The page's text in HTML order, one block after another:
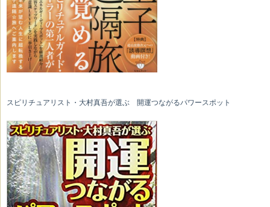
スピリチュアリスト・大村真吾が選ぶ 開運つながるパワースポット